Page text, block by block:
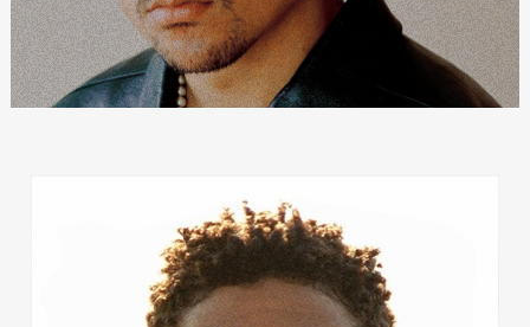
Home
Cover Story
Aviso Legal
© 2015-2022 UMOMAG. PROPIEDAD DE UMO agency. TODOS LOS
DERECHOS RESERVADOS.